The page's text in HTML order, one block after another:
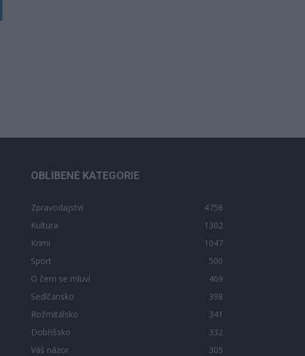
OBLÍBENÉ KATEGORIE
Zpravodajství
4756
Kultura
1302
Krimi
1047
Sport
500
O čem se mluví
469
Sedlčansko
398
Rožmitálsko
341
Dobříšsko
332
Váš názor
305